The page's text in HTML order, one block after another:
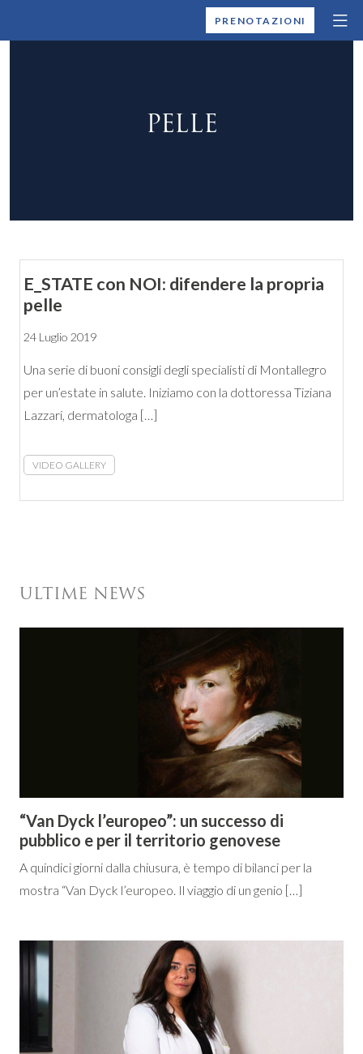
MONTALLEGROPRENOTAZIONI
PELLE
E_STATE con NOI: difendere la propria
pelle
24 Luglio 2019
Una serie di buoni consigli degli specialisti di Montallegro
per un’estate in salute. Iniziamo con la dottoressa Tiziana
Lazzari, dermatologa […]
VIDEO GALLERY
ULTIME NEWS
“Van Dyck l’europeo”: un successo di
pubblico e per il territorio genovese
A quindici giorni dalla chiusura, è tempo di bilanci per la
mostra “Van Dyck l’europeo. Il viaggio di un genio […]